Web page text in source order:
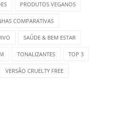
PRODUTOS VEGANOS
COMPARATIVAS
SAÚDE & BEM ESTAR
TONALIZANTES TOP 3
VERSÃO CRUELTY FREE